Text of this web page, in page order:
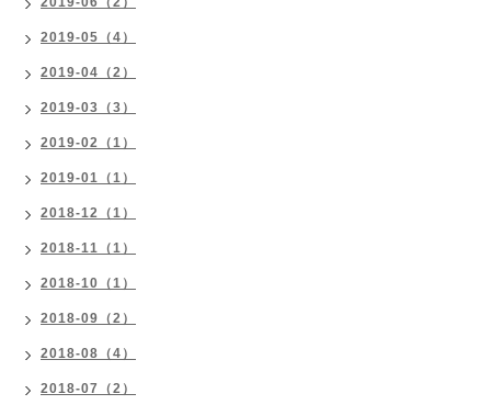
2019-05（4）
2019-04（2）
2019-03（3）
2019-02（1）
2019-01（1）
2018-12（1）
2018-11（1）
2018-10（1）
2018-09（2）
2018-08（4）
2018-07（2）